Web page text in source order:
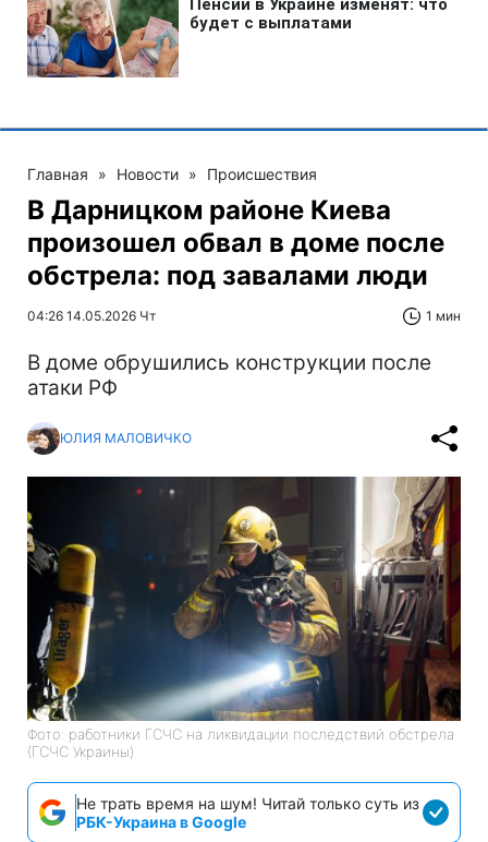
Главная » Новости » Происшествия
В Дарницком районе Киева
произошел обвал в доме после
обстрела: под завалами люди
04:26 14.05.2026 Чт 1 мин
В доме обрушились конструкции после
атаки РФ
ЮЛИЯ МАЛОВИЧКО
Фото: работники ГСЧС на ликвидации последствий обстрела
(ГСЧС Украины)
Не трать время на шум! Читай только суть из
РБК-Украина в Google